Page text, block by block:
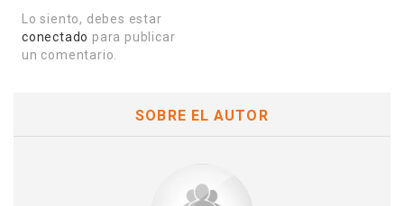
Lo siento, debes estar
conectado para publicar
un comentario.
SOBRE EL AUTOR